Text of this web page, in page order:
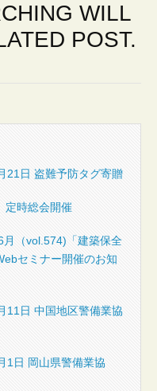
WILL
POST.
日 盗難予防タグ寄贈
時総会開催
（vol.574)「建築保全
セミナー開催のお知
日 中国地区警備業協
日 岡山県警備業協